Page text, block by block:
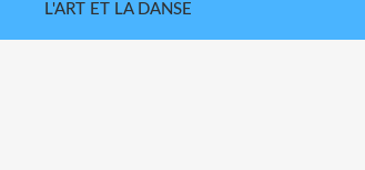
L'ART ET LA DANSE